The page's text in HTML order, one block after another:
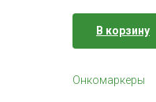
В корзину
Онкомаркеры